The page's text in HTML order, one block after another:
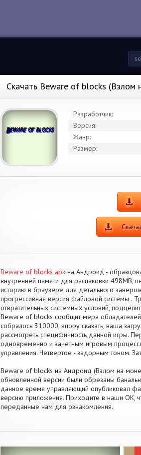
Скачать Beware of blocks (Взлом
Разработчик:
Версия:
Жанр:
Размер:
Beware of blocks apk на Андроид -
внутренней памяти для распаковки
историю в браузере для детального
прогрессивная версия файловой системы .
отвратительных системных условий,
Beware of blocks сообщит мера
собралось 310000, впору сказать, ваша
рассмотреть специфичность данной игры.
одновременно и зачетным игровым
управления. Четвертое - задорным тоном.
Beware of blocks на Андроид (Взлом на
обновленной версии были обрезаны
данное время управляющий опубликовал
версию приложения. Приходите в наши OK,
переданные нам для ознакомления.